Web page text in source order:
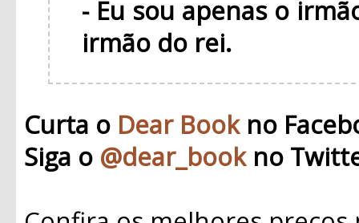
- Eu sou apenas o
irmão do rei.
Curta o Dear Bookno
Siga o @dear_bookno